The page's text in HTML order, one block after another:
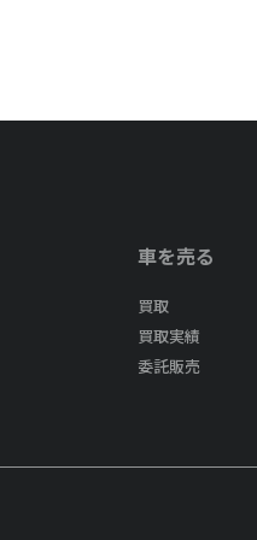
車を売る
買取
買取実績
委託販売